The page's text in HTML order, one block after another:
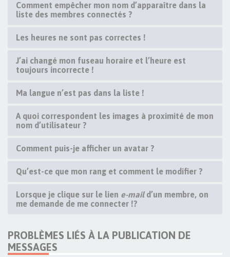
Comment empêcher mon nom d’apparaître dans la
liste des membres connectés ?
Les heures ne sont pas correctes !
J’ai changé mon fuseau horaire et l’heure est
toujours incorrecte !
Ma langue n’est pas dans la liste !
A quoi correspondent les images à proximité de mon
nom d’utilisateur ?
Comment puis-je afficher un avatar ?
Qu’est-ce que mon rang et comment le modifier ?
Lorsque je clique sur le lien e-maild’un membre, on
me demande de me connecter !?
PROBLÈMES LIÉS À LA PUBLICATION DE
MESSAGES